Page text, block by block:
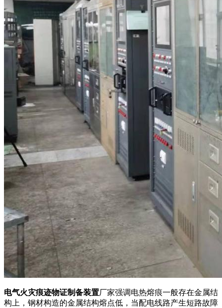
电气火灾痕迹物证制备装置厂家强调电热熔痕一般存在金属结
构上，钢材构造的金属结构熔点低，当配电线路产生短路故障